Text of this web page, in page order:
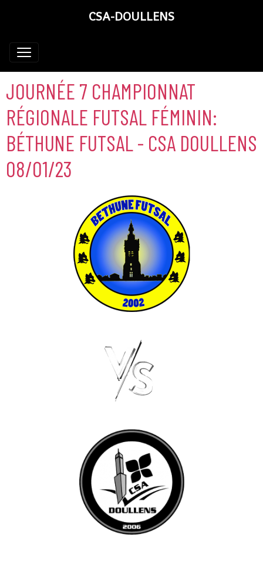
CSA-DOULLENS
JOURNÉE 7 CHAMPIONNAT
RÉGIONALE FUTSAL FÉMININ:
BÉTHUNE FUTSAL - CSA DOULLENS
08/01/23